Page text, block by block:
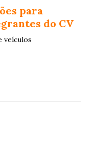
para
do CV
veículos